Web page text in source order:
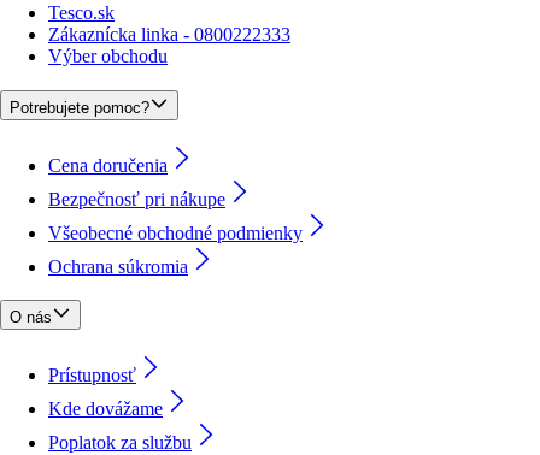
Tesco.sk
Zákaznícka linka - 0800222333
Výber obchodu
Potrebujete pomoc?
Cena doručenia
Bezpečnosť pri nákupe
Všeobecné obchodné podmienky
Ochrana súkromia
O nás
Prístupnosť
Kde dovážame
Poplatok za službu